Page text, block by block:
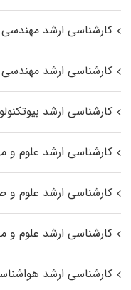
کارشناسی ارشد
کارشناسی ارشد
کارشناسی ارشد
کارشناسی ارشد علوم و
کارشناسی ارشد علوم و
کارشناسی ارشد علوم
کارشناسی ارشد